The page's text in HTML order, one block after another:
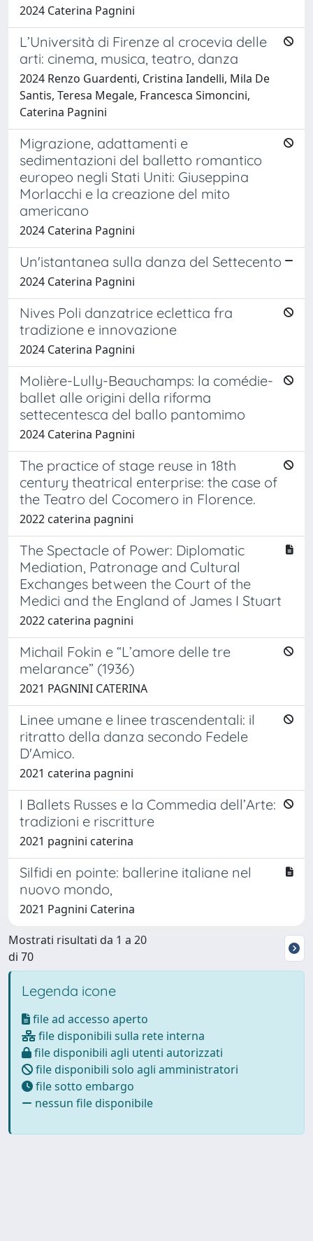
2024 Caterina Pagnini
L’Università di Firenze al crocevia delle
arti: cinema, musica, teatro, danza
2024 Renzo Guardenti, Cristina Iandelli, Mila De
Santis, Teresa Megale, Francesca Simoncini,
Caterina Pagnini
Migrazione, adattamenti e
sedimentazioni del balletto romantico
europeo negli Stati Uniti: Giuseppina
Morlacchi e la creazione del mito
americano
2024 Caterina Pagnini
Un'istantanea sulla danza del Settecento
2024 Caterina Pagnini
Nives Poli danzatrice eclettica fra
tradizione e innovazione
2024 Caterina Pagnini
Molière-Lully-Beauchamps: la comédie-
ballet alle origini della riforma
settecentesca del ballo pantomimo
2024 Caterina Pagnini
The practice of stage reuse in 18th
century theatrical enterprise: the case of
the Teatro del Cocomero in Florence.
2022 caterina pagnini
The Spectacle of Power: Diplomatic
Mediation, Patronage and Cultural
Exchanges between the Court of the
Medici and the England of James I Stuart
2022 caterina pagnini
Michail Fokin e “L’amore delle tre
melarance” (1936)
2021 PAGNINI CATERINA
Linee umane e linee trascendentali: il
ritratto della danza secondo Fedele
D'Amico.
2021 caterina pagnini
I Ballets Russes e la Commedia dell’Arte:
tradizioni e riscritture
2021 pagnini caterina
Silfidi en pointe: ballerine italiane nel
nuovo mondo,
2021 Pagnini Caterina
Mostrati risultati da 1 a 20
di 70
Legenda icone
file ad accesso aperto
file disponibili sulla rete interna
file disponibili agli utenti autorizzati
file disponibili solo agli amministratori
file sotto embargo
nessun file disponibile